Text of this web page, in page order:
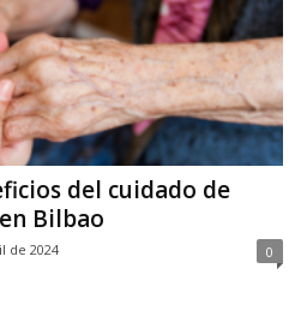
del cuidado de
Bilbao
de 2024 0